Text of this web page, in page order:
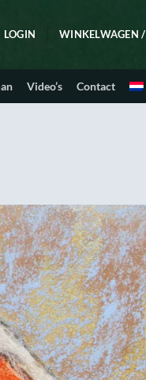
LOGIN WINKELWAGEN /
Video’s Contact